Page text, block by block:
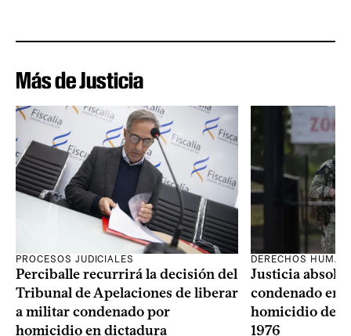
Más de Justicia
PROCESOS JUDICIALES
Perciballe recurrirá la decisión del
Tribunal de Apelaciones de liberar
a militar condenado por
homicidio en dictadura
DERECHOS
Justicia
condenado en
homicidio de
1976